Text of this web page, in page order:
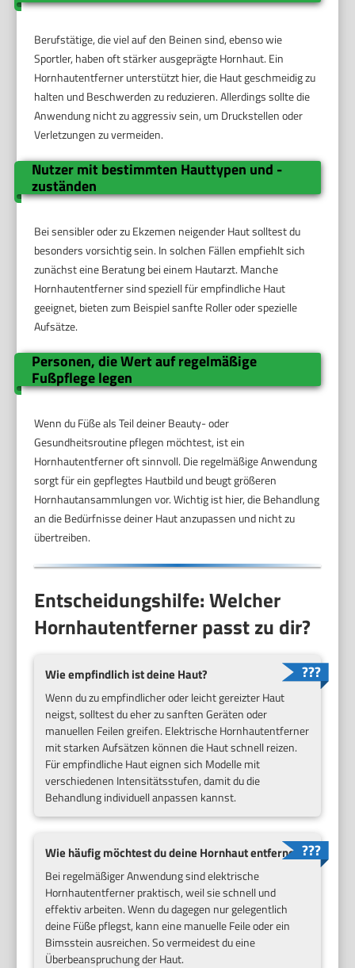
Berufstätige, die viel auf den Beinen sind, ebenso wie
Sportler, haben oft stärker ausgeprägte Hornhaut. Ein
Hornhautentferner unterstützt hier, die Haut geschmeidig zu
halten und Beschwerden zu reduzieren. Allerdings sollte die
Anwendung nicht zu aggressiv sein, um Druckstellen oder
Verletzungen zu vermeiden.
Nutzer mit bestimmten Hauttypen und -
zuständen
Bei sensibler oder zu Ekzemen neigender Haut solltest du
besonders vorsichtig sein. In solchen Fällen empfiehlt sich
zunächst eine Beratung bei einem Hautarzt. Manche
Hornhautentferner sind speziell für empfindliche Haut
geeignet, bieten zum Beispiel sanfte Roller oder spezielle
Aufsätze.
Personen, die Wert auf regelmäßige
Fußpflege legen
Wenn du Füße als Teil deiner Beauty- oder
Gesundheitsroutine pflegen möchtest, ist ein
Hornhautentferner oft sinnvoll. Die regelmäßige Anwendung
sorgt für ein gepflegtes Hautbild und beugt größeren
Hornhautansammlungen vor. Wichtig ist hier, die Behandlung
an die Bedürfnisse deiner Haut anzupassen und nicht zu
übertreiben.
Entscheidungshilfe: Welcher
Hornhautentferner passt zu dir?
Wie empfindlich ist deine Haut?
Wenn du zu empfindlicher oder leicht gereizter Haut
neigst, solltest du eher zu sanften Geräten oder
manuellen Feilen greifen. Elektrische Hornhautentferner
mit starken Aufsätzen können die Haut schnell reizen.
Für empfindliche Haut eignen sich Modelle mit
verschiedenen Intensitätsstufen, damit du die
Behandlung individuell anpassen kannst.
Wie häufig möchtest du deine Hornhaut entfernen?
Bei regelmäßiger Anwendung sind elektrische
Hornhautentferner praktisch, weil sie schnell und
effektiv arbeiten. Wenn du dagegen nur gelegentlich
deine Füße pflegst, kann eine manuelle Feile oder ein
Bimsstein ausreichen. So vermeidest du eine
Überbeanspruchung der Haut.